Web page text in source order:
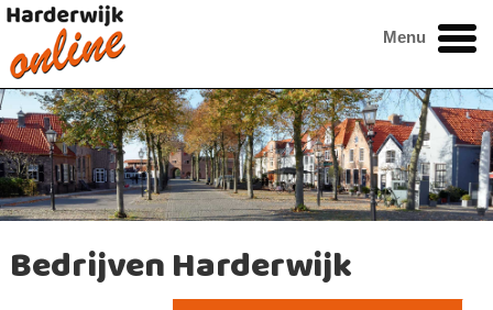
Menu
Bedrijven Harderwijk